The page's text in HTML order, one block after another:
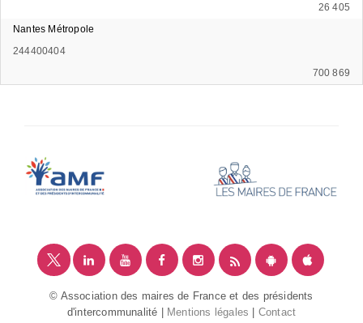
26 405
Nantes Métropole
244400404
700 869
© Association des maires de France et des présidents
d'intercommunalité |
Mentions légales Contact